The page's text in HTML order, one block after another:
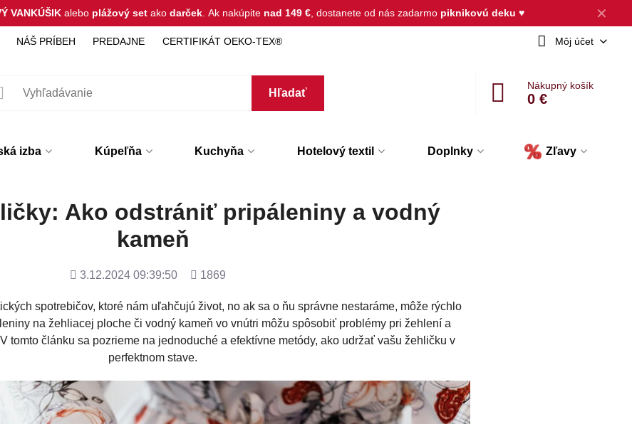
✕
VANKÚŠIK alebo plážový set ako darček Ak nakúpite nad 149 € , dostanete od nás zadarmo piknikovú deku♥
NÁŠ PRÍBEH PREDAJNE CERTIFIKÁT OEKO-TEX® Môj účet
Hľadať
Nákupný košík
0 €
izba Kúpeľňa Kuchyňa Hotelový textil Doplnky Zľavy
Ako odstrániť pripáleniny a vodný
kameň
Pridané
3.12.2024 09:39:50
Počet
1869
spotrebičov, ktoré nám uľahčujú život, no ak sa o ňu správne nestaráme, môže rýchlo
na žehliacej ploche či vodný kameň vo vnútri môžu spôsobiť problémy pri žehlení a
tomto článku sa pozrieme na jednoduché a efektívne metódy, ako udržať vašu žehličku v
perfektnom stave.